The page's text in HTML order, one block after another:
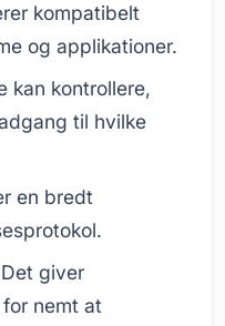
kompatibelt
og applikationer.
kan kontrollere,
til hvilke
en bredt
Det giver
nemt at